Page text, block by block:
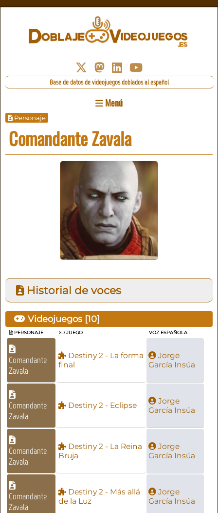
Base de datos de videojuegos doblados al español
Menú
Personaje
Comandante Zavala
Historial de voces
Videojuegos [10]
PERSONAJE JUEGO VOZ ESPAÑOLA
Comandante
Zavala
Destiny 2 - La forma
final
Jorge
García Insúa
Comandante
Zavala
Destiny 2 - Eclipse
Jorge
García Insúa
Comandante
Zavala
Destiny 2 - La Reina
Bruja
Jorge
García Insúa
Comandante
Zavala
Destiny 2 - Más allá
de la Luz
Jorge
García Insúa